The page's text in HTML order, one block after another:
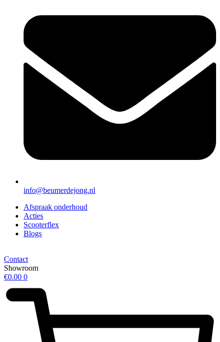
info@beumerdejong.nl
Afspraak onderhoud
Acties
Scooterflex
Blogs
Contact
Showroom
€0.00 0